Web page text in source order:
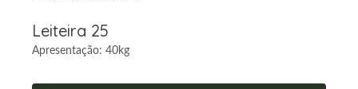
Leiteira 25
Apresentação: 40kg